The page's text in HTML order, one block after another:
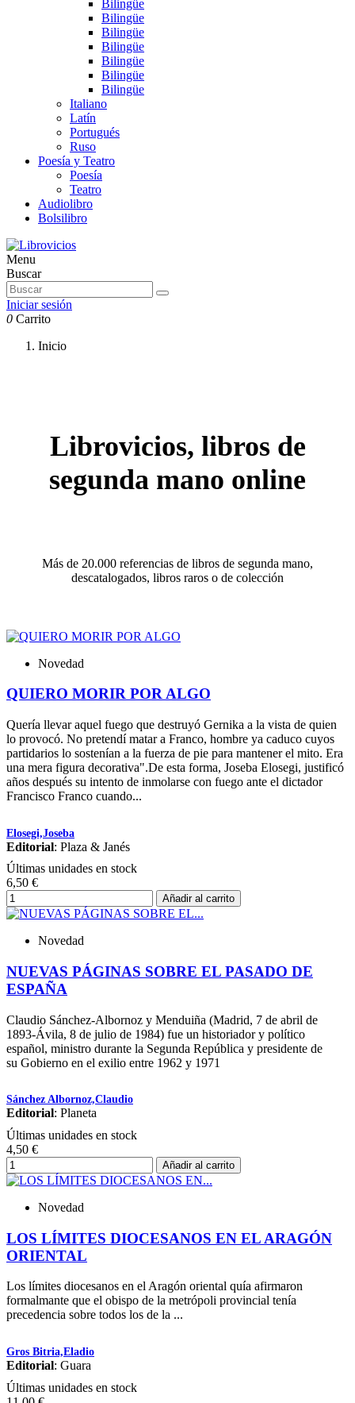
Bilingüe
Bilingüe
Bilingüe
Bilingüe
Bilingüe
Bilingüe
Bilingüe
Italiano
Latín
Portugués
Ruso
Poesía y Teatro
Poesía
Teatro
Audiolibro
Bolsilibro
Menu
Buscar
Iniciar sesión
0 Carrito
Inicio
Librovicios, libros de
segunda mano online
Más de 20.000 referencias de libros de segunda mano,
descatalogados, libros raros o de colección
Novedad
QUIERO MORIR POR ALGO
Quería llevar aquel fuego que destruyó Gernika a la vista de quien
lo provocó. No pretendí matar a Franco, hombre ya caduco cuyos
partidarios lo sostenían a la fuerza de pie para mantener el mito. Era
una mera figura decorativa".De esta forma, Joseba Elosegi, justificó
años después su intento de inmolarse con fuego ante el dictador
Francisco Franco cuando...
Elosegi,Joseba
Editorial: Plaza & Janés
Últimas unidades en stock
6,50 €
Añadir al carrito
Novedad
NUEVAS PÁGINAS SOBRE EL PASADO DE
ESPAÑA
Claudio Sánchez-Albornoz y Menduiña (Madrid, 7 de abril de
1893-Ávila, 8 de julio de 1984) fue un historiador y político
español, ministro durante la Segunda República y presidente de
su Gobierno en el exilio entre 1962 y 1971
Sánchez Albornoz,Claudio
Editorial: Planeta
Últimas unidades en stock
4,50 €
Añadir al carrito
Novedad
LOS LÍMITES DIOCESANOS EN EL ARAGÓN
ORIENTAL
Los límites diocesanos en el Aragón oriental quía afirmaron
formalmante que el obispo de la metrópoli provincial tenía
precedencia sobre todos los de la ...
Gros Bitria,Eladio
Editorial: Guara
Últimas unidades en stock